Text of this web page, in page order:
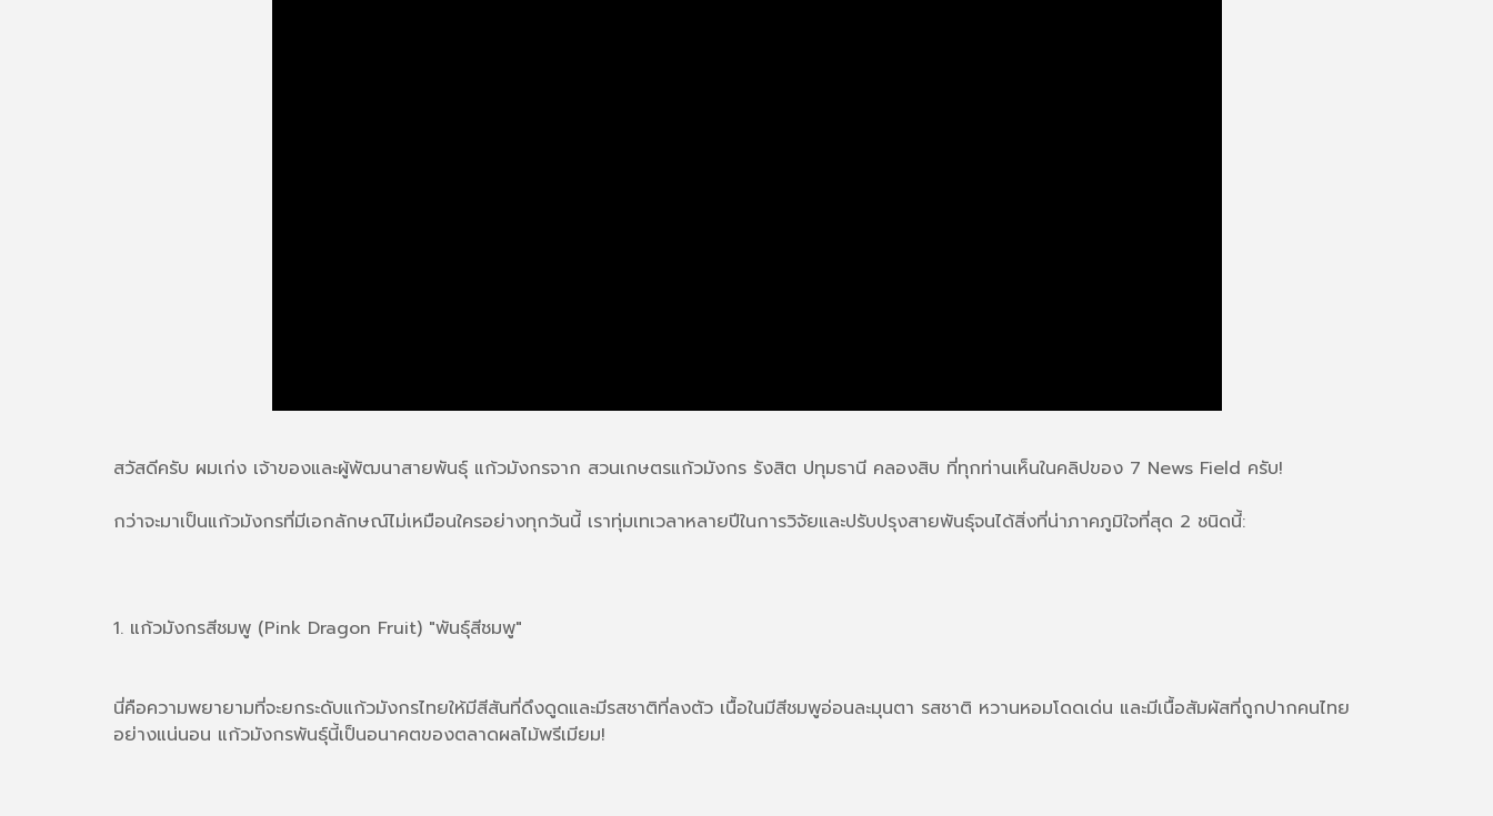
สวัสดีครับ ผมเก่ง เจ้าของและผู้พัฒนาสายพันธุ์ แก้วมังกรจาก สวนเกษตรแก้วมังกร รังสิต ปทุมธานี คลองสิบ ที่ทุกท่านเห็นในคลิปของ 7 News Field ครับ!
กว่าจะมาเป็นแก้วมังกรที่มีเอกลักษณ์ไม่เหมือนใครอย่างทุกวันนี้ เราทุ่มเทเวลาหลายปีในการวิจัยและปรับปรุงสายพันธุ์จนได้สิ่งที่น่าภาคภูมิใจที่สุด 2 ชนิดนี้:
1. แก้วมังกรสีชมพู (Pink Dragon Fruit) "พันธุ์สีชมพู"
นี่คือความพยายามที่จะยกระดับแก้วมังกรไทยให้มีสีสันที่ดึงดูดและมีรสชาติที่ลงตัว เนื้อในมีสีชมพูอ่อนละมุนตา รสชาติ หวานหอมโดดเด่น และมีเนื้อสัมผัสที่ถูกปากคนไทย
อย่างแน่นอน แก้วมังกรพันธุ์นี้เป็นอนาคตของตลาดผลไม้พรีเมียม!